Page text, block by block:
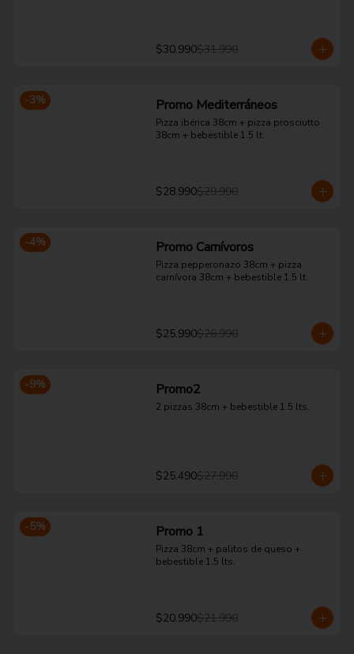
$30.990$31.990
-3% Promo Mediterráneos
Pizza ibérica 38cm + pizza prosciutto
38cm + bebestible 1.5 lt.
$28.990$29.990
-4% Promo Carnívoros
Pizza pepperonazo 38cm + pizza
carnívora 38cm + bebestible 1.5 lt.
$25.990$26.990
-9% Promo2
2 pizzas 38cm + bebestible 1.5 lts.
$25.490$27.990
-5% Promo 1
Pizza 38cm + palitos de queso +
bebestible 1.5 lts.
$20.990$21.990